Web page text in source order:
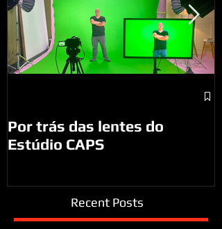
Por trás das lentes do
Estúdio CAPS
Recent Posts